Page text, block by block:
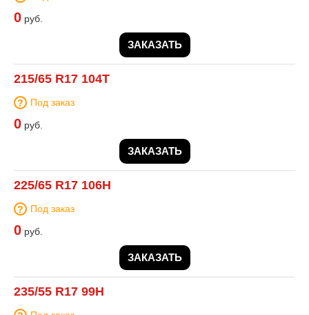
0 руб.
ЗАКАЗАТЬ
215/65 R17 104T
Под заказ
0 руб.
ЗАКАЗАТЬ
225/65 R17 106H
Под заказ
0 руб.
ЗАКАЗАТЬ
235/55 R17 99H